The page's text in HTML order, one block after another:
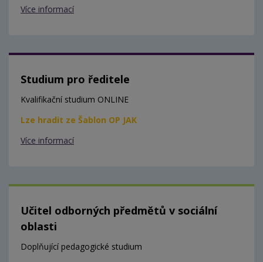
Více informací
Studium pro ředitele
Kvalifikační studium ONLINE
Lze hradit ze Šablon OP JAK
Více informací
Učitel odborných předmětů v sociální
oblasti
Doplňující pedagogické studium